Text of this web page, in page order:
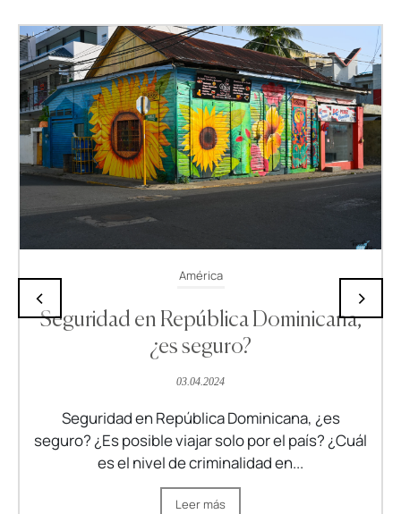
América
Seguridad en República Dominicana,
¿es seguro?
03.04.2024
Seguridad en República Dominicana, ¿es
seguro? ¿Es posible viajar solo por el país? ¿Cuál
es el nivel de criminalidad en...
Leer más
‹ ›